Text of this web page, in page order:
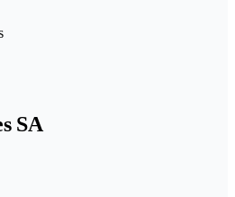
SA